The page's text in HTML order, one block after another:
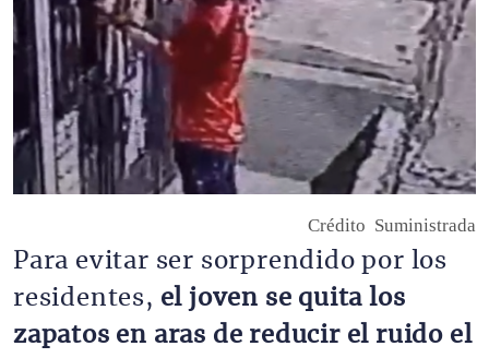
Crédito Suministrada
Para evitar ser sorprendido por los
residentes, el joven se quita los
zapatos en aras de reducir el ruido el